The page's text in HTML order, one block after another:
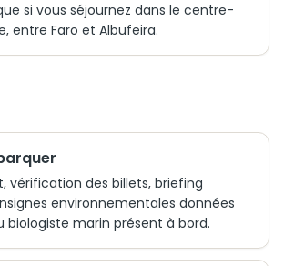
si vous séjournez dans le centre-
entre Faro et Albufeira.
vérification des billets, briefing
environnementales données
biologiste marin présent à bord.